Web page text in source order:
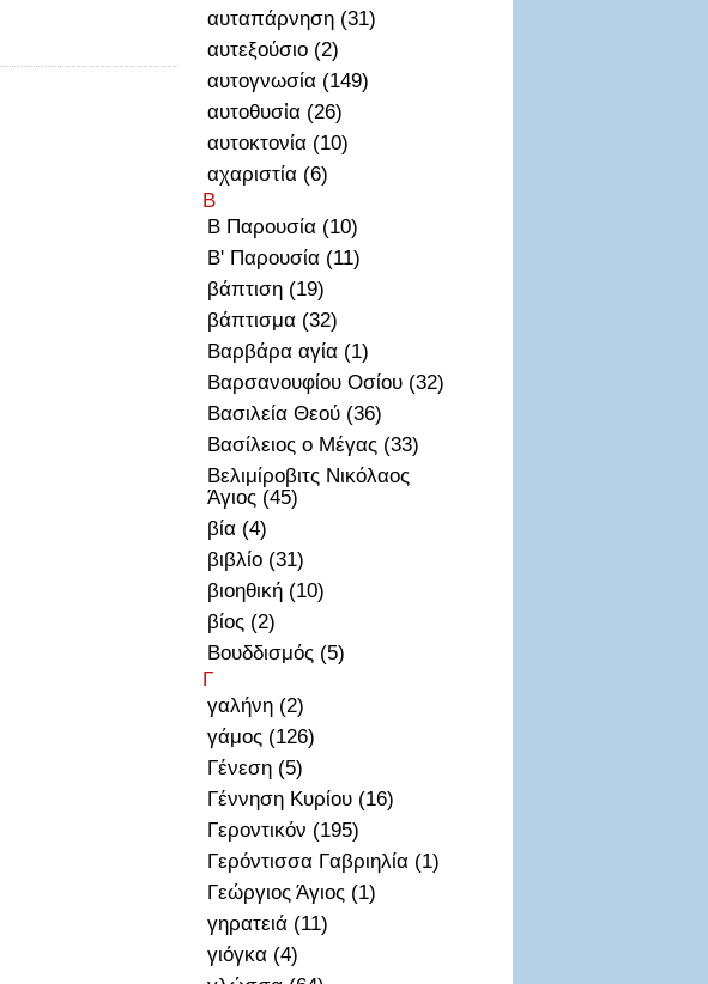
αυταπάρνηση (31)
αυτεξούσιο (2)
αυτογνωσία (149)
αυτοθυσἰα (26)
αυτοκτονία (10)
αχαριστία (6)
Β
Β Παρουσία (10)
Β' Παρουσία (11)
βάπτιση (19)
βάπτισμα (32)
Βαρβάρα αγία (1)
Βαρσανουφίου Οσίου (32)
Βασιλεία Θεού (36)
Βασίλειος ο Μέγας (33)
Βελιμίροβιτς Νικόλαος
Άγιος (45)
βία (4)
βιβλίο (31)
βιοηθική (10)
βίος (2)
Βουδδισμός (5)
Γ
γαλήνη (2)
γάμος (126)
Γένεση (5)
Γέννηση Κυρίου (16)
Γεροντικόν (195)
Γερόντισσα Γαβριηλία (1)
Γεώργιος Άγιος (1)
γηρατειά (11)
γιόγκα (4)